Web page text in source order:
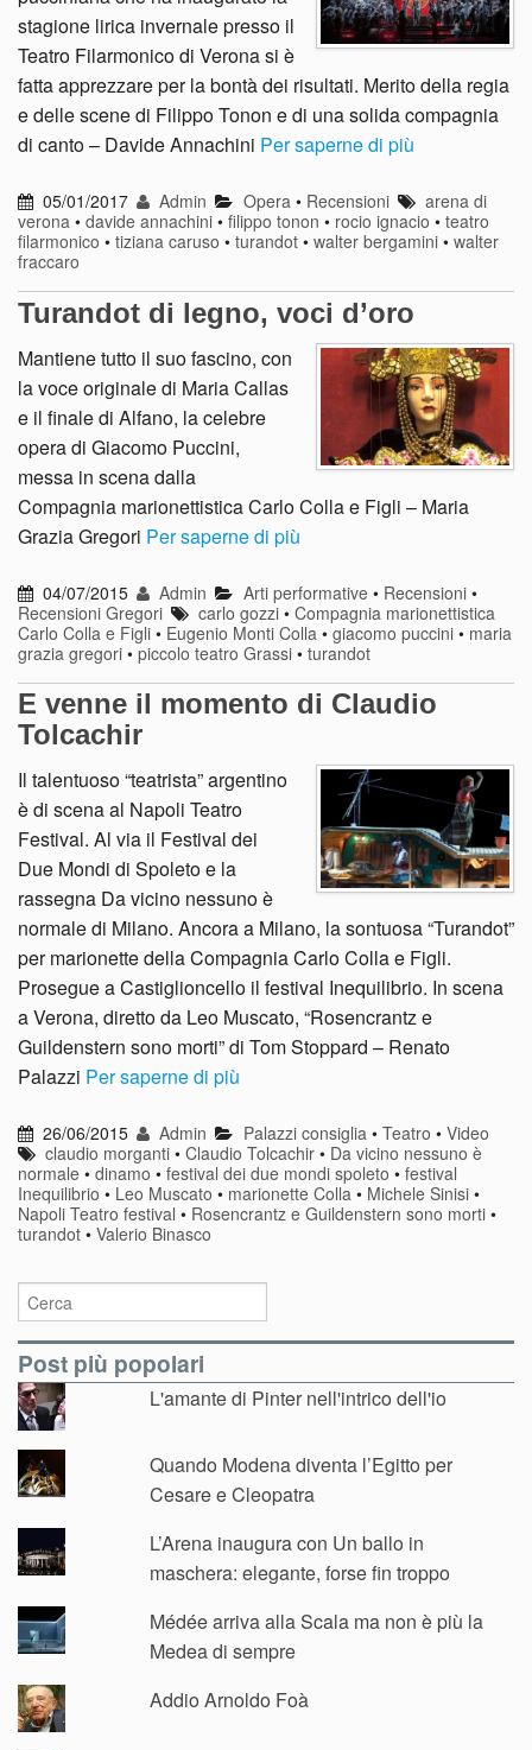
stagione lirica invernale presso il
Teatro Filarmonico di Verona si è
fatta apprezzare per la bontà dei risultati. Merito della regia
e delle scene di Filippo Tonon e di una solida compagnia
di canto – Davide Annachini Per saperne di più
05/01/2017 Admin Opera • Recensioni
arena di
verona • davide annachini • filippo tonon • rocio ignacio • teatro
filarmonico • tiziana caruso • turandot • walter bergamini • walter
fraccaro
Turandot di legno, voci d’oro
Mantiene tutto il suo fascino, con
la voce originale di Maria Callas
e il finale di Alfano, la celebre
opera di Giacomo Puccini,
messa in scena dalla
Compagnia marionettistica Carlo Colla e Figli – Maria
Grazia Gregori Per saperne di più
04/07/2015 Admin Arti performative• Recensioni•
Recensioni Gregori
carlo gozzi •Compagnia marionettistica
Carlo Colla e Figli • Eugenio Monti Colla • giacomo puccini • maria
grazia gregori • piccolo teatro Grassi • turandot
E venne il momento di Claudio
Tolcachir
Il talentuoso “teatrista” argentino
è di scena al Napoli Teatro
Festival. Al via il Festival dei
Due Mondi di Spoleto e la
rassegna Da vicino nessuno è
normale di Milano. Ancora a Milano, la sontuosa “Turandot”
per marionette della Compagnia Carlo Colla e Figli.
Prosegue a Castiglioncello il festival Inequilibrio. In scena
a Verona, diretto da Leo Muscato, “Rosencrantz e
Guildenstern sono morti” di Tom Stoppard – Renato
Palazzi Per saperne di più
26/06/2015 Admin Palazzi consiglia• Teatro • Video
claudio morganti •Claudio Tolcachir • Da vicino nessuno è
normale • dinamo • festival dei due mondi spoleto • festival
Inequilibrio • Leo Muscato • marionette Colla • Michele Sinisi •
Napoli Teatro festival • Rosencrantz e Guildenstern sono morti •
turandot • Valerio Binasco
Post più popolari
L'amante di Pinter nell'intrico dell'io
Quando Modena diventa l’Egitto per
Cesare e Cleopatra
L’Arena inaugura con Un ballo in
maschera: elegante, forse fin troppo
Médée arriva alla Scala ma non è più la
Medea di sempre
Addio Arnoldo Foà